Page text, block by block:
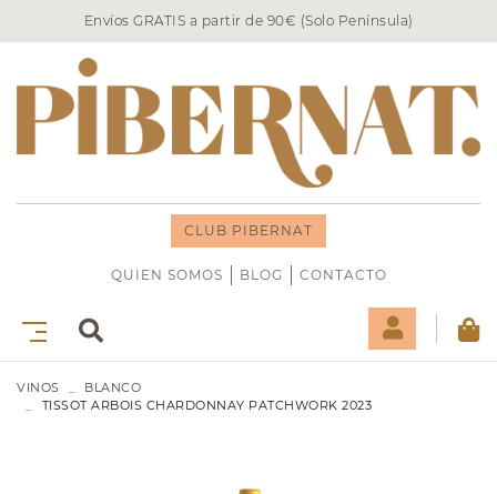
Envíos GRATIS a partir de 90€ (Solo Península)
CLUB PIBERNAT
QUIEN SOMOS BLOG CONTACTO
VINOS
BLANCO
TISSOT ARBOIS CHARDONNAY PATCHWORK 2023